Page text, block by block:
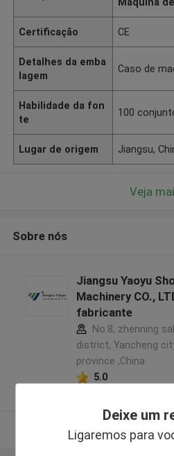
Deixe um
Ligaremos para
Certificação CE
Detalhes da emba
lagem
Caso de
Habilidade da fon
te
100
Lugar de origem Jiangsu,
Veja
Sobre nós
Jiangsu Yaoyu
Machinery CO.,
fabricante
No.8, zhenning
district, Yancheng
province ,China
5.0
Veja